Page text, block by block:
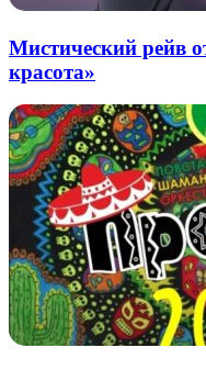
Мистический рейв
красота»